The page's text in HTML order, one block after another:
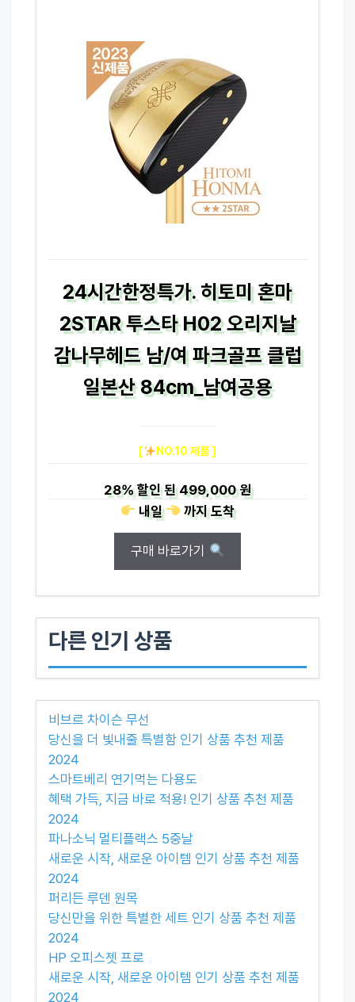
24시간한정특가. 히토미 혼마
2STAR 투스타 H02 오리지날
감나무헤드 남/여 파크골프 클럽
일본산 84cm_남여공용
[ NO.10 제품 ]
28%할인 된499,000 원
내일
까지도착
구매 바로가기
다른 인기 상품
비브르 차이슨 무선
당신을 더 빛내줄 특별함 인기 상품 추천 제품
2024
스마트베리 연기먹는 다용도
혜택 가득, 지금 바로 적용! 인기 상품 추천 제품
2024
파나소닉 멀티플랙스 5중날
새로운 시작, 새로운 아이템 인기 상품 추천 제품
2024
퍼리든 루덴 원목
당신만을 위한 특별한 세트 인기 상품 추천 제품
2024
HP 오피스젯 프로
새로운 시작, 새로운 아이템 인기 상품 추천 제품
2024